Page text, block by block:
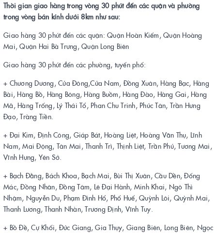
Thời gian giao hàng trong vòng 30 phút đến các quận và phường
trong vòng bán kính dưới 8km như sau:
Giao hàng 30 phút đến các quận: Quận Hoàn Kiếm, Quận Hoàng
Mai, Quận Hai Bà Trưng, Quận Long Biên
Giao hàng 30 phút đến các phường, tuyến phố:
+ Chương Dương, Cửa Đông,Cửa Nam, Đồng Xuân, Hàng Bạc, Hàng
Bài, Hàng Bồ, Hàng Bông, Hàng Buồm, Hàng Đào, Hàng Gai, Hàng
Mã, Hàng Trống, Lý Thái Tổ, Phan Chu Trinh, Phúc Tân, Trần Hưng
Đạo, Tràng Tiền.
+ Đại Kim, Định Công, Giáp Bát, Hoàng Liệt, Hoàng Văn Thụ, Lĩnh
Nam, Mai Động, Tân Mai, Thanh Trì, Thịnh Liệt, Trần Phú, Tương Mai,
Vĩnh Hưng, Yên Sở.
+ Bạch Đằng, Bách Khoa, Bạch Mai, Bùi Thị Xuân, Cầu Dền, Đống
Mác, Đồng Nhân, Đồng Tâm, Lê Đại Hành, Minh Khai, Ngô Thì
Nhậm, Nguyễn Du, Phạm Đình Hổ, Phố Huế, Quỳnh Lôi, Quỳnh Mai,
Thanh Lương, Thanh Nhàn, Trương Định, Vĩnh Tuy.
+ Bồ Đề, Cự Khối, Đức Giang, Gia Thụy, Giang Biên, Long Biên, Ngọc